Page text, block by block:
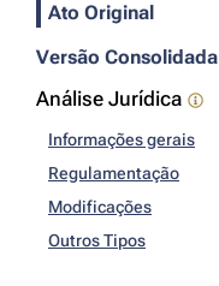
Ato Original
Versão Consolidada
Análise Jurídica
Informações gerais
Regulamentação
Modificações
Outros Tipos